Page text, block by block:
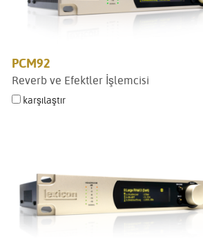
PCM92
Reverb ve Efektler İşlemcisi
karşılaştır